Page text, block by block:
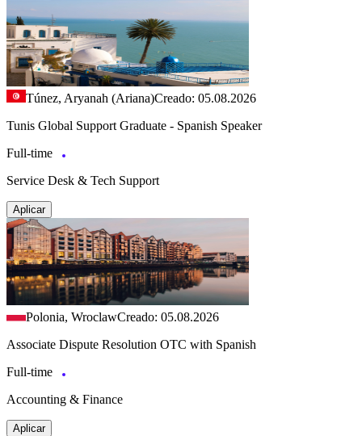
Túnez, Aryanah (Ariana)Creado: 05.08.2026
Tunis Global Support Graduate - Spanish Speaker
Full-time
Service Desk & Tech Support
Aplicar
Polonia, WroclawCreado: 05.08.2026
Associate Dispute Resolution OTC with Spanish
Full-time
Accounting & Finance
Aplicar